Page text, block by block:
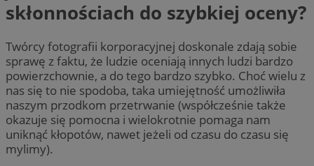
skłonnościach do szybkiej oceny?
Twórcy fotografii korporacyjnej doskonale zdają sobie
sprawę z faktu, że ludzie oceniają innych ludzi bardzo
powierzchownie, a do tego bardzo szybko. Choć wielu z
nas się to nie spodoba, taka umiejętność umożliwiła
naszym przodkom przetrwanie (współcześnie także
okazuje się pomocna i wielokrotnie pomaga nam
uniknąć kłopotów, nawet jeżeli od czasu do czasu się
mylimy).